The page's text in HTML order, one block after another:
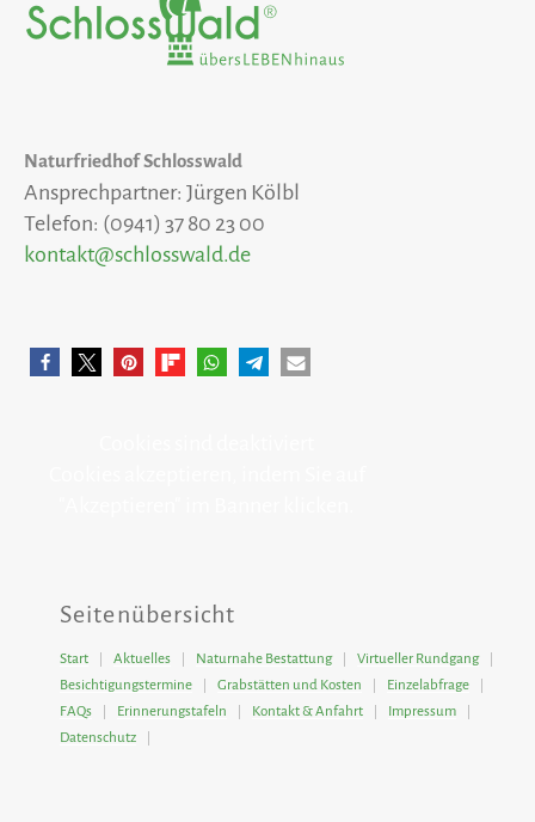
Naturfriedhof Schlosswald
Ansprechpartner: Jürgen Kölbl
Telefon: (0941) 37 80 23 00
kontakt@schlosswald.de
Seitenübersicht
Start Aktuelles Naturnahe Bestattung
Virtueller Rundgang
Besichtigungstermine
Grabstätten und Kosten
Einzelabfrage
FAQs
Erinnerungstafeln Kontakt & Anfahrt
Impressum
Datenschutz